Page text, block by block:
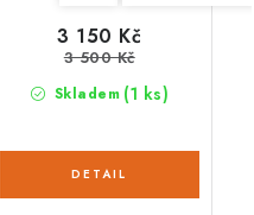
Skladem (1 ks)
3 150 Kč
3 500 Kč